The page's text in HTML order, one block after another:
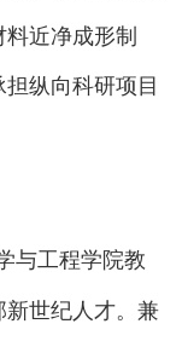
近净成形制
担纵向科研项目
与工程学院教
世纪人才。兼